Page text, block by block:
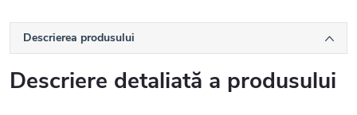
Descrierea produsului
Descriere detaliată a produsului